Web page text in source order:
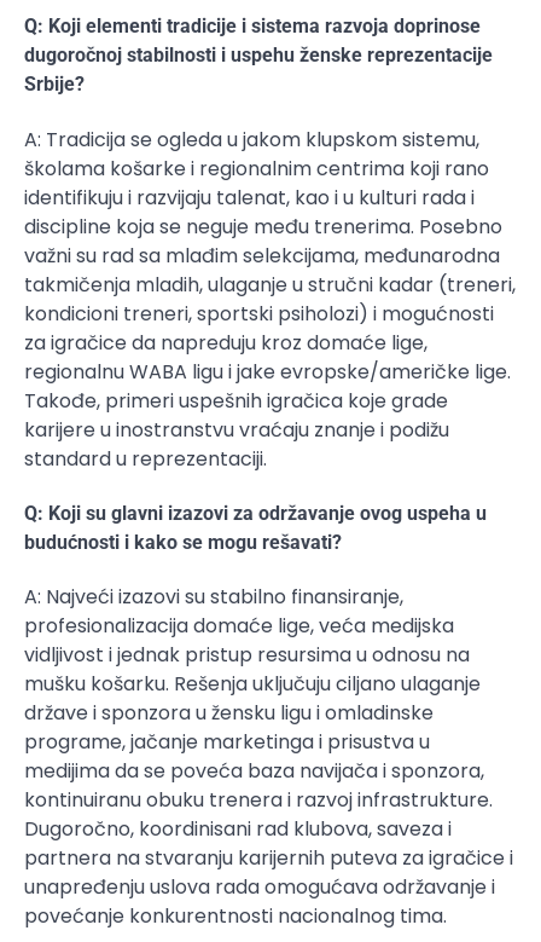
Q: Koji elementi tradicije i sistema razvoja doprinose
dugoročnoj stabilnosti i uspehu ženske reprezentacije
Srbije?
A: Tradicija se ogleda u jakom klupskom sistemu,
školama košarke i regionalnim centrima koji rano
identifikuju i razvijaju talenat, kao i u kulturi rada i
discipline koja se neguje među trenerima. Posebno
važni su rad sa mlađim selekcijama, međunarodna
takmičenja mladih, ulaganje u stručni kadar (treneri,
kondicioni treneri, sportski psiholozi) i mogućnosti
za igračice da napreduju kroz domaće lige,
regionalnu WABA ligu i jake evropske/američke lige.
Takođe, primeri uspešnih igračica koje grade
karijere u inostranstvu vraćaju znanje i podižu
standard u reprezentaciji.
Q: Koji su glavni izazovi za održavanje ovog uspeha u
budućnosti i kako se mogu rešavati?
A: Najveći izazovi su stabilno finansiranje,
profesionalizacija domaće lige, veća medijska
vidljivost i jednak pristup resursima u odnosu na
mušku košarku. Rešenja uključuju ciljano ulaganje
države i sponzora u žensku ligu i omladinske
programe, jačanje marketinga i prisustva u
medijima da se poveća baza navijača i sponzora,
kontinuiranu obuku trenera i razvoj infrastrukture.
Dugoročno, koordinisani rad klubova, saveza i
partnera na stvaranju karijernih puteva za igračice i
unapređenju uslova rada omogućava održavanje i
povećanje konkurentnosti nacionalnog tima.